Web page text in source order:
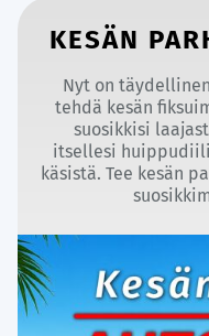
KESÄN
Nyt on
tehdä kesän
suosikkisi
itsellesi
käsistä. Tee kesän